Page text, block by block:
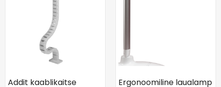
Addit kaablikaitse
Ergonoomiline laualamp